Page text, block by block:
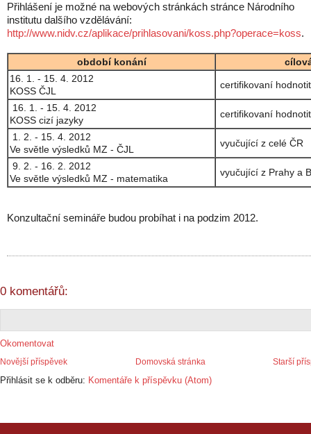
Přihlášení je možné na webových stránkách stránce Národního
institutu dalšího vzdělávání:
http://www.nidv.cz/aplikace/prihlasovani/koss.php?operace=koss.
období konání
16. 1. - 15. 4. 2012
KOSS ČJL
certifikovaní
16. 1. - 15. 4. 2012
KOSS cizí jazyky
certifikovaní
1. 2. - 15. 4. 2012
Ve světle výsledků MZ - ČJL
vyučující z celé ČR
9. 2. - 16. 2. 2012
Ve světle výsledků MZ - matematika
vyučující z Prahy a
Konzultační semináře budou probíhat i na podzim 2012.
0 komentářů:
Okomentovat
Novější příspěvek Starší
Domovská stránka
Přihlásit se k odběru: Komentáře k příspěvku (Atom)